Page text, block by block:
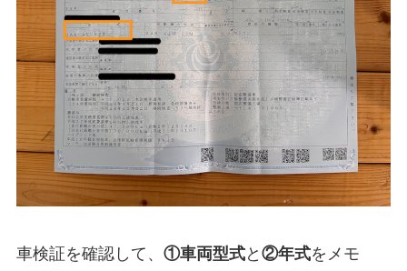
車検証を確認して、 ①車両型式と ②年式をメモ